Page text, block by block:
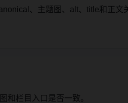
、主题图、alt、title和正文
和栏目入口是否一致。